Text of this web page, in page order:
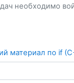
необходимо
материал по if